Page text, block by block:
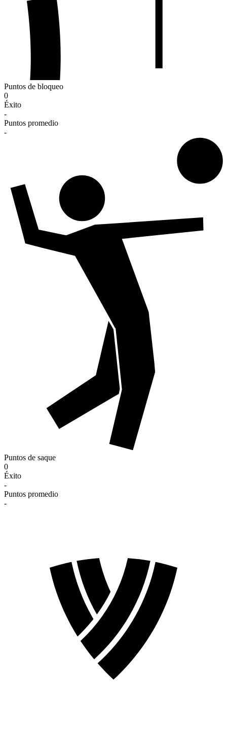
Puntos de bloqueo
0
Éxito
-
Puntos promedio
-
Puntos de saque
0
Éxito
-
Puntos promedio
-